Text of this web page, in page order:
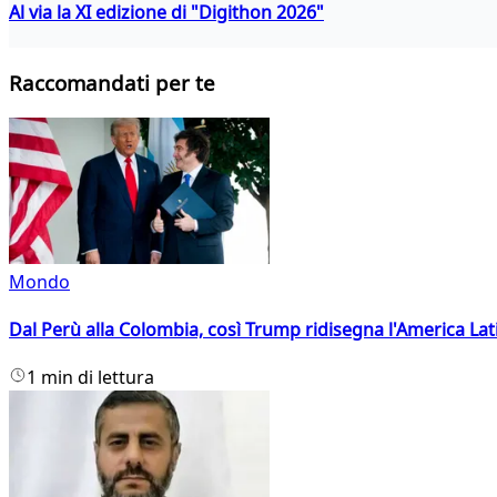
Al via la XI edizione di "Digithon 2026"
Raccomandati per te
Mondo
Dal Perù alla Colombia, così Trump ridisegna l'America
1 min di lettura